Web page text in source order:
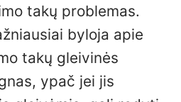
takų problemas.
byloja apie
takų gleivinės
ypač jei jis